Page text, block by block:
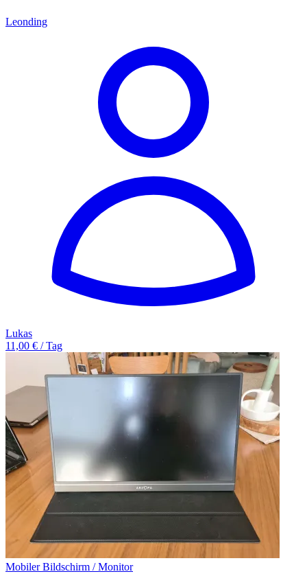
Leonding
Lukas
11,00 € / Tag
Mobiler Bildschirm / Monitor